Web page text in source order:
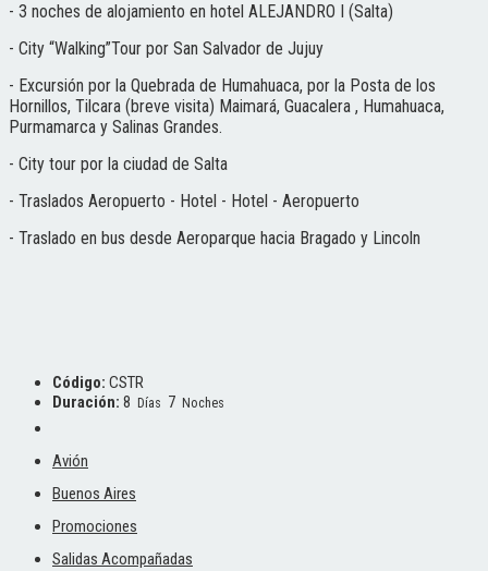
- 3 noches de alojamiento en hotel ALEJANDRO I (Salta)
- City “Walking”Tour por San Salvador de Jujuy
- Excursión por la Quebrada de Humahuaca, por la Posta de los
Hornillos, Tilcara (breve visita) Maimará, Guacalera , Humahuaca,
Purmamarca y Salinas Grandes.
- City tour por la ciudad de Salta
- Traslados Aeropuerto - Hotel - Hotel - Aeropuerto
- Traslado en bus desde Aeroparque hacia Bragado y Lincoln
Código: CSTR
Duración: 8 Días 7 Noches
Avión
Buenos Aires
Promociones
Salidas Acompañadas